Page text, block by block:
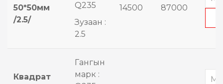
50*50мм
/2.5/
Q235
Зузаан :
2.5
14500 87000
Квадрат
Гангын
марк :